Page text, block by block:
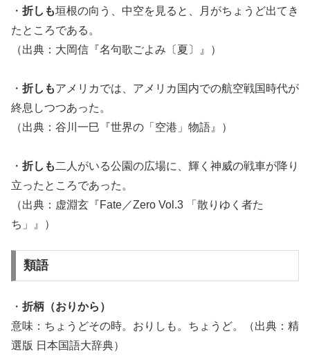
・ 折しも垣根の向う、中空を見ると、月がちょうど出てき
たところである。
（出典：大岡信『名句歌ごよみ〔夏〕』）
・ 折しもアメリカでは、アメリカ国内での航空戦国時代が
終息しつつあった。
（出典：谷川一巳『世界の「空港」物語』）
・ 折しも 二人がいる公園の広場に、輝く神威の戦車が降り
立ったところであった。
（出典：虚淵玄『Fate／Zero Vol.3 「散りゆく者た
ち」』）
類語
・ 折柄（おりから）
意味：ちょうどその時。おりしも。ちょうど。（出典：精
選版 日本国語大辞典）